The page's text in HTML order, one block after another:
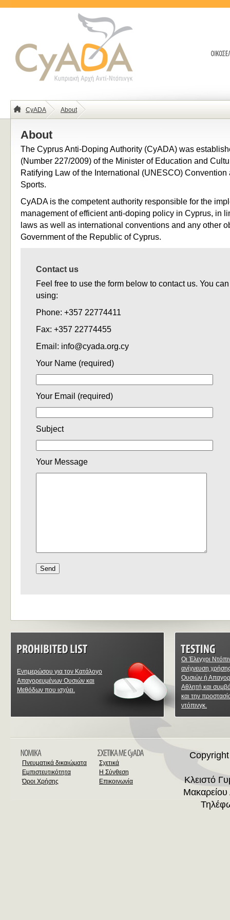
CyADA About
About
The Cyprus Anti-Doping Authority (CyADA) was
(Number 227/2009) of the Minister of Education and
Ratifying Law of the International (UNESCO)
Sports.
CyADA is the competent authority responsible for the
management of efficient anti-doping policy in Cyprus, in
laws as well as international conventions and any other
Government of the Republic of Cyprus.
Contact us
Feel free to use the form below to contact us. You
using:
Phone: +357 22774411
Fax: +357 22774455
Email: info@cyada.org.cy
Your Name (required)
Your Email (required)
Subject
Your Message
Ενημερώσου για τον Κατάλογο
Απαγορευμένων Ουσιών και
Μεθόδων που ισχύει.
Οι Έλεγχοι
ανίχνευση
Ουσιών ή
Αθλητή και
και την
ντόπινγκ.
Πνευματικά δικαιώματα
Εμπιστευτικότητα
Όροι Χρήσης
Σχετικά
Η Σύνθεση
Επικοινωνία
Κλειστό